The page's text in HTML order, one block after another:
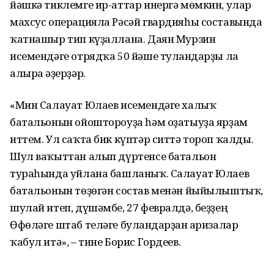
йәшкә тиклемге ир-аттар инергә мөмкин, улар
махсус операцияла Рәсәй гвардияһы составында
ҡатнашыр тип күҙаллана. Даян Мурзин
исемендәге отрядҡа 50 йәше тулғандарҙы ла
алырға әҙерҙәр.
«Мин Салауат Юлаев исемендәге халыҡ
батальонын ойоштороуҙа һәм оҙатыуҙа ярҙам
иттем. Ул саҡта бик күптәр ситтә тороп ҡалды.
Шул ваҡыттан алып дүртенсе батальон
тураһында уйлана башланыҡ. Салауат Юлаев
батальонын төҙөгән состав менән йыйылыштыҡ,
шулай итеп, дүшәмбе, 27 февралдә, беҙҙең
Өфөләге штаб теләге булғандарҙан ғаризалар
ҡабул итә», – тине Борис Гордеев.